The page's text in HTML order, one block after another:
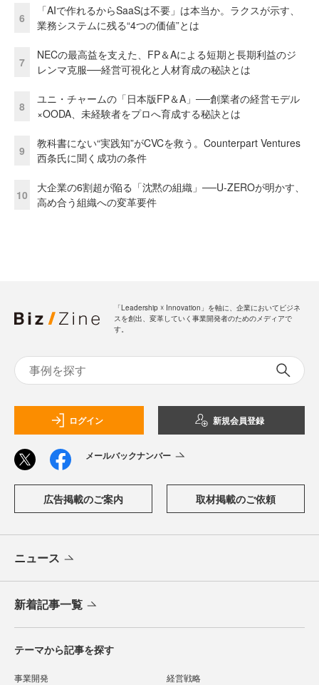
6
「AIで作れるからSaaSは不要」は本当か。ラクスが示す、
業務システムに残る“4つの価値”とは
7
NECの最高益を支えた、FP＆Aによる短期と長期利益のジ
レンマ克服──経営可視化と人材育成の秘訣とは
8
ユニ・チャームの「日本版FP＆A」──創業者の経営モデル
×OODA、未経験者をプロへ育成する秘訣とは
9
教科書にない“実践知”がCVCを救う。Counterpart Ventures
西条氏に聞く成功の条件
10
大企業の6割超が陥る「沈黙の組織」──U-ZEROが明かす、
高め合う組織への変革要件
「Leadership ☓ Innovation」を軸に、企業においてビジネ
スを創出、変革していく事業開発者のためのメディアで
す。
ログイン 新規会員登録
メールバックナンバー
広告掲載のご案内 取材掲載のご依頼
ニュース
新着記事一覧
テーマから記事を探す
事業開発 経営戦略